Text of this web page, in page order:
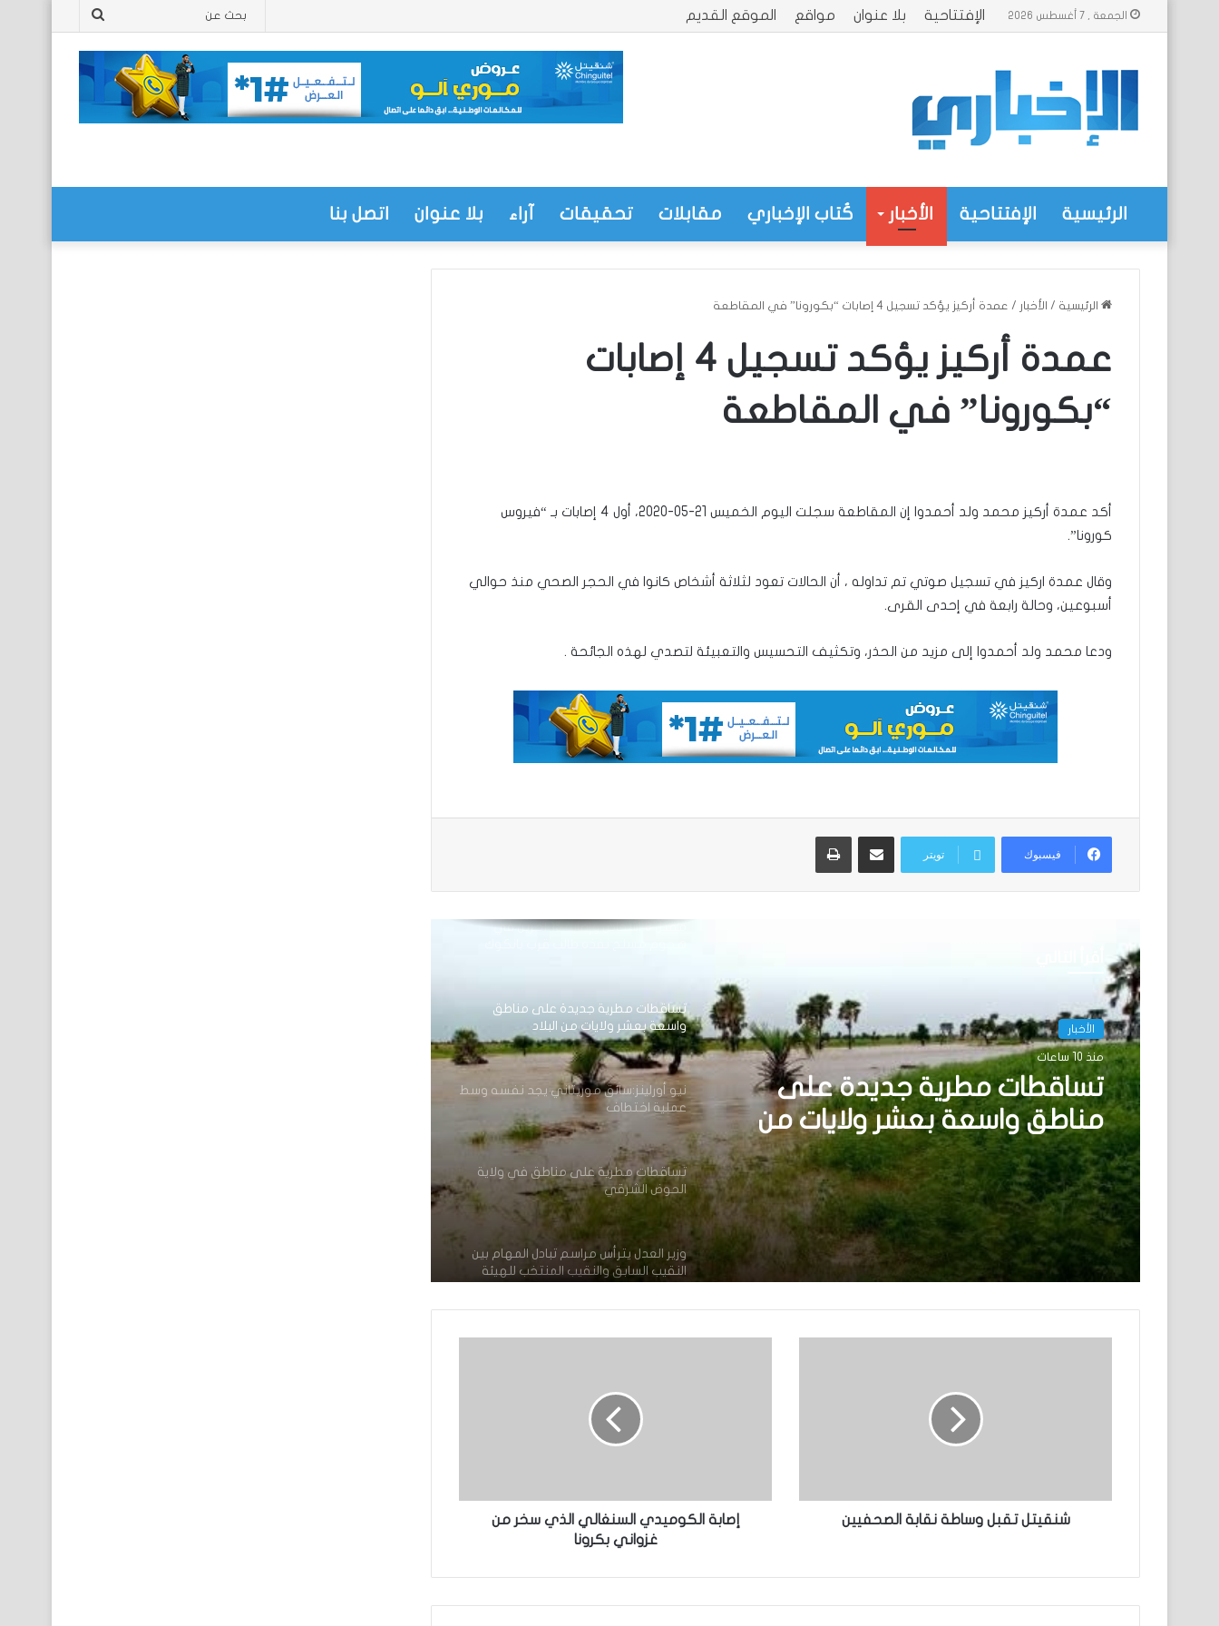
الجمعة , 7 أغسطس 2026 الإفتتاحية بلا عنوان مواقع الموقع القديم بحث
الرئيسية الإفتتاحية الأخبار كُتاب الإخباري مقابلات تحقيقات آراء بلا عنوان اتصل بنا
الرئيسية / الأخبار / عمدة أركيز يؤكد تسجيل 4 إصابات “بكورونا” في المقاطعة
عمدة أركيز يؤكد تسجيل 4 إصابات
“بكورونا” في المقاطعة
أكد عمدة أركيز محمد ولد أحمدوا إن المقاطعة سجلت اليوم الخميس 21-05-2020، أول 4 إصابات بـ “فيروس
كورونا”.
وقال عمدة اركيز في تسجيل صوتي تم تداوله ، أن الحالات تعود لثلاثة أشخاص كانوا في الحجر الصحي منذ حوالي
أسبوعين، وحالة رابعة في إحدى القرى.
ودعا محمد ولد أحمدوا إلى مزيد من الحذر، وتكثيف التحسيس والتعبيئة لتصدي لهذه الجائحة .
فيسبوك تويتر
مشاركة عبر البريد طباعة
الأخبار
منذ 10 ساعات
تساقطات مطرية جديدة على
مناطق واسعة بعشر ولايات من
البلاد
الأخبار
منذ 18 ساعة
نيو أورلينز:سائق موريتاني يجد
نفسه وسط عملية اختطاف
تعيين محمد محمود ولد داهي رئيسا
غرب موريتانيا وشمال السنغال
نيو أورلينز:سائق موريتاني يجد نفسه وسط
عملية اختطاف
تساقطات مطرية على مناطق في ولاية
الحوض الشرقي
وزير العدل يترأس مراسم تبادل المهام بين
النقيب السابق والنقيب المنتخب للهيئة
الوطنية للمحامين
بَلَّال بعد تألقه في المنتدى الموريتاني
العُماني
الإخباري ينشر بيان مجلس الوزراء
شنقيتل تقبل وساطة نقابة الصحفيين
إصابة الكوميدي السنغالي الذي سخر من
غزواني بكرونا